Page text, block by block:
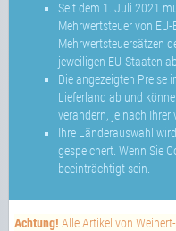
Seit dem 1. Juli 2021
Mehrwertsteuer von
Mehrwertsteuersätzen
jeweiligen EU-Staaten
Die angezeigten Preise
Lieferland ab und
verändern, je nach Ihrer
Ihre Länderauswahl
gespeichert. Wenn Sie
beeinträchtigt sein.
Achtung! Alle Artikel von